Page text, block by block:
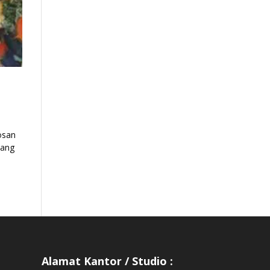
Alamat Kantor / Studio :